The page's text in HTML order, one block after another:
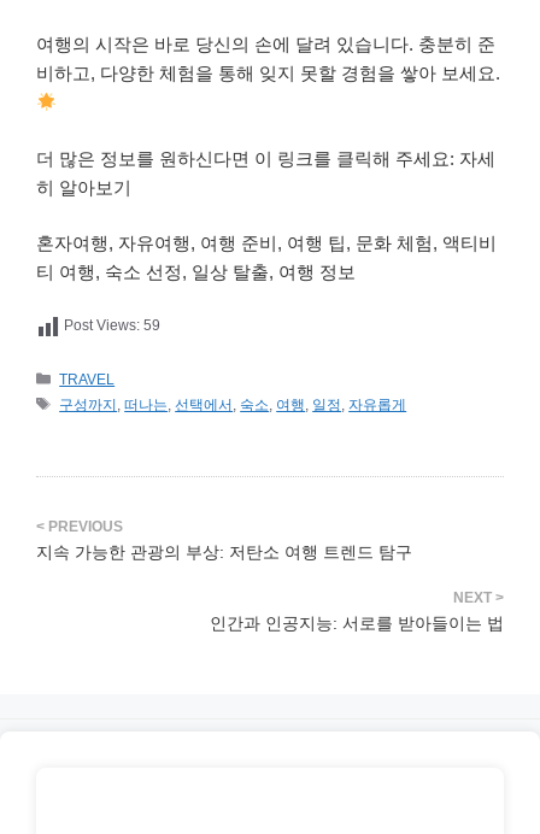
여행의 시작은 바로 당신의 손에 달려 있습니다. 충분히 준
비하고, 다양한 체험을 통해 잊지 못할 경험을 쌓아 보세요.
더 많은 정보를 원하신다면 이 링크를 클릭해 주세요: 자세
히 알아보기
혼자여행, 자유여행, 여행 준비, 여행 팁, 문화 체험, 액티비
티 여행, 숙소 선정, 일상 탈출, 여행 정보
Post Views: 59
카
테
TRAVEL
태
구성까지 ,떠나는 ,선택에서 숙소 여행 일정 ,자유롭게
지속 가능한 관광의 부상: 저탄소 여행 트렌드 탐구
인간과 인공지능: 서로를 받아들이는 법